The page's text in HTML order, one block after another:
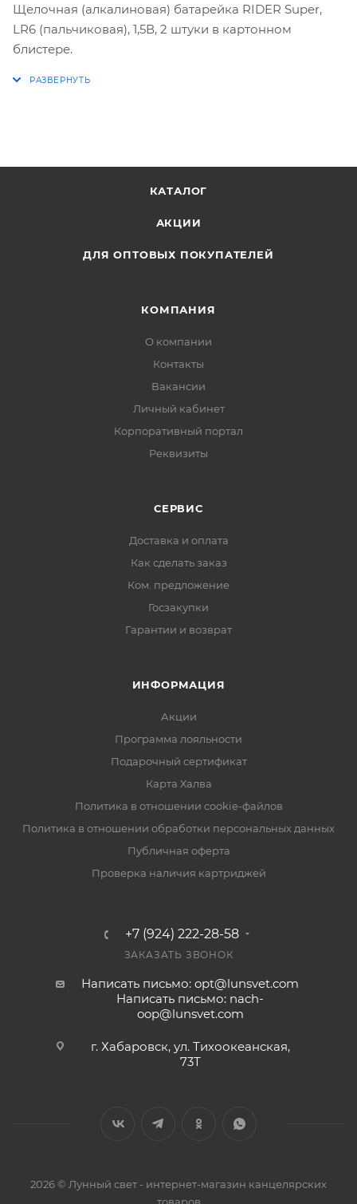
Щелочная (алкалиновая) батарейка RIDER Super,
LR6 (пальчиковая), 1,5В, 2 штуки в картонном
блистере.
КАТАЛОГ
АКЦИИ
ДЛЯ ОПТОВЫХ ПОКУПАТЕЛЕЙ
КОМПАНИЯ
О компании
Контакты
Вакансии
Личный кабинет
Корпоративный портал
Реквизиты
СЕРВИС
Доставка и оплата
Как сделать заказ
Ком. предложение
Госзакупки
Гарантии и возврат
ИНФОРМАЦИЯ
Акции
Программа лояльности
Подарочный сертификат
Карта Халва
Политика в отношении cookie-файлов
Политика в отношении обработки персональных данных
Публичная оферта
Проверка наличия картриджей
+7 (924) 222-28-58
ЗАКАЗАТЬ ЗВОНОК
Написать письмо: opt@lunsvet.com
Написать письмо: nach-
oop@lunsvet.com
г. Хабаровск, ул. Тихоокеанская,
73Т
2026 © Лунный свет - интернет-магазин канцелярских